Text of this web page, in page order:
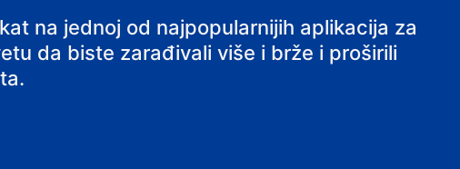
na jednoj od najpopularnijih aplikacija za
da biste zarađivali više i brže i proširili